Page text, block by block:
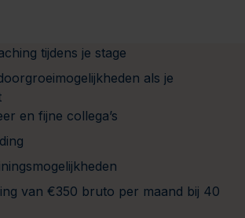
tijdens je stage
als je
en fijne collega’s
van €350 bruto per maand bij 40